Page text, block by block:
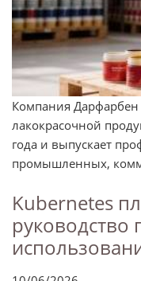
Компания
лакокрасочной
года и выпускает
промышленных,
Kubernetes
руководство